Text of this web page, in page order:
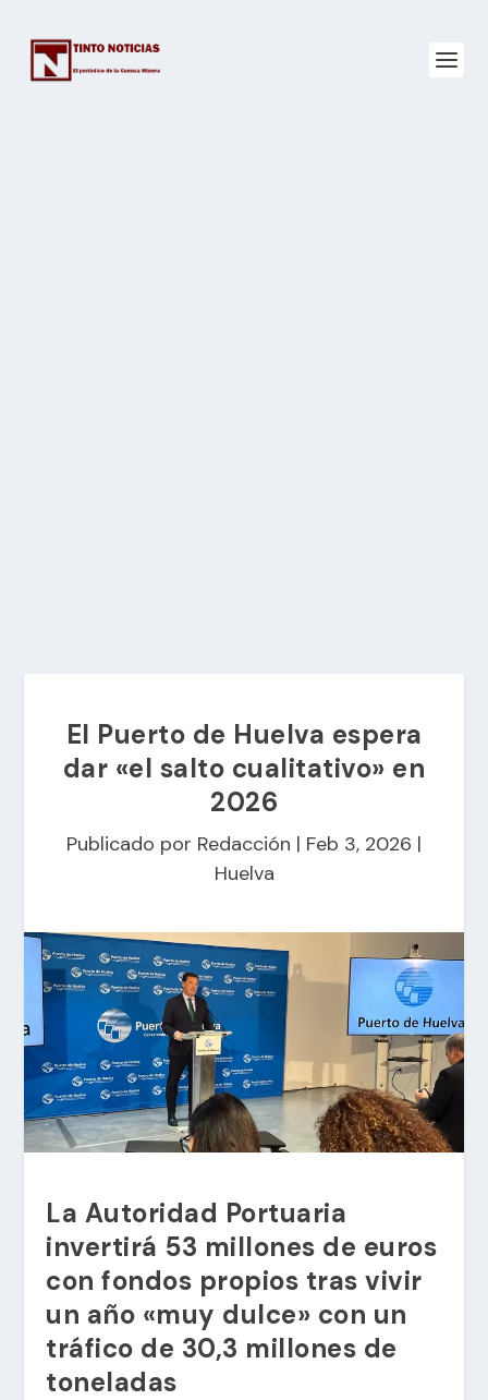
El Puerto de Huelva espera
dar «el salto cualitativo» en
2026
Publicado por Redacción | Feb 3, 2026 |
Huelva
La Autoridad Portuaria
invertirá 53 millones de euros
con fondos propios tras vivir
un año «muy dulce» con un
tráfico de 30,3 millones de
toneladas